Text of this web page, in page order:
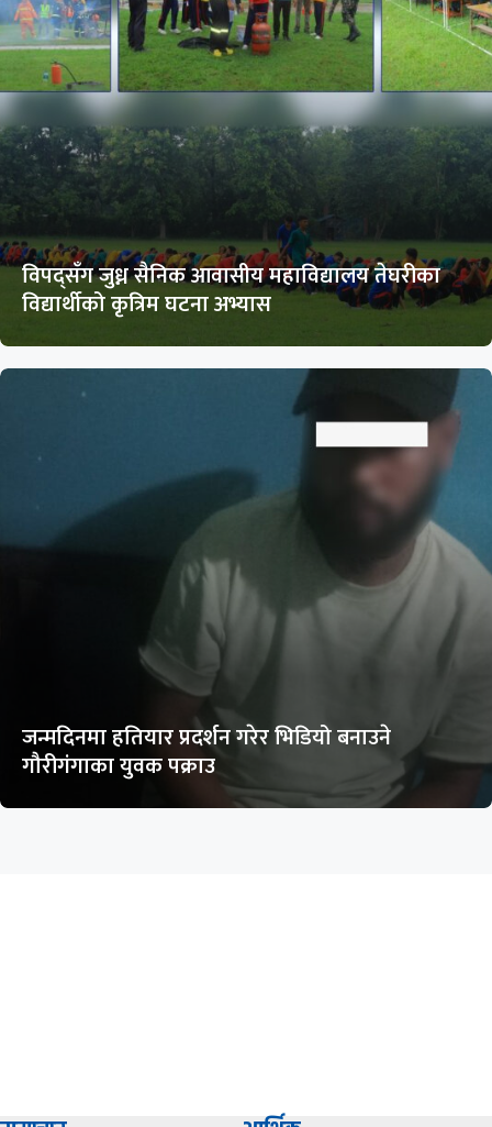
विपद्सँग जुध्न सैनिक आवासीय महाविद्यालय तेघरीका
विद्यार्थीको कृत्रिम घटना अभ्यास
जन्मदिनमा हतियार प्रदर्शन गरेर भिडियो बनाउने
गौरीगंगाका युवक पक्राउ